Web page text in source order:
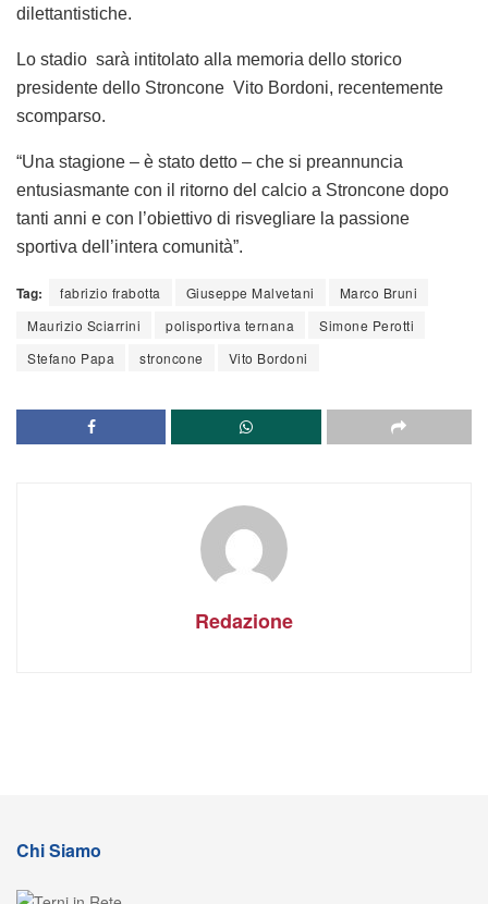
dilettantistiche.
Lo stadio sarà intitolato alla memoria dello storico
presidente dello Stroncone Vito Bordoni, recentemente
scomparso.
“Una stagione – è stato detto – che si preannuncia
entusiasmante con il ritorno del calcio a Stroncone dopo
tanti anni e con l’obiettivo di risvegliare la passione
sportiva dell’intera comunità”.
Tag: fabrizio frabotta Giuseppe Malvetani
Marco Bruni
Maurizio Sciarrini
polisportiva ternana
Simone Perotti
Stefano Papa
stroncone Vito Bordoni
Redazione
Chi Siamo